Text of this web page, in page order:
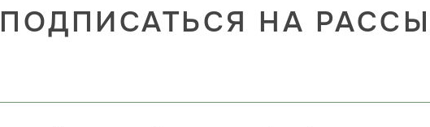
ПОДПИСАТЬСЯ НА